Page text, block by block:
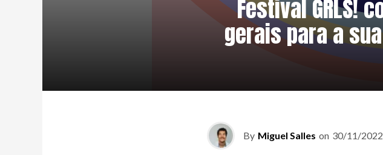
Festival GRLS!
gerais para a
By Miguel Salles on 30/11/2022